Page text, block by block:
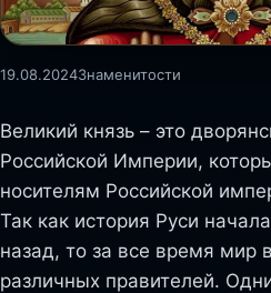
19.08.2024Знаменитости
Великий князь – это
Российской Империи,
носителям Российской
Так как история Руси
назад, то за все время мир
различных правителей.